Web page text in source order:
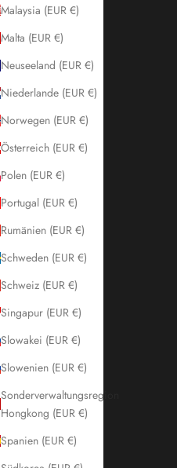
Malaysia (EUR €)
Malta (EUR €)
Neuseeland (EUR €)
Niederlande (EUR €)
Norwegen (EUR €)
Österreich (EUR €)
Polen (EUR €)
Portugal (EUR €)
Rumänien (EUR €)
Schweden (EUR €)
Schweiz (EUR €)
Singapur (EUR €)
Slowakei (EUR €)
Slowenien (EUR €)
Sonderverwaltungsregion
Hongkong (EUR €)
Spanien (EUR €)